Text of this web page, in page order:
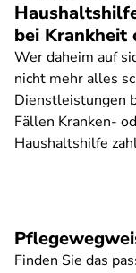
bei
Wer daheim auf
nicht mehr alles
Dienstleistungen
Fällen Kranken-
Haushaltshilfe
Finden Sie das